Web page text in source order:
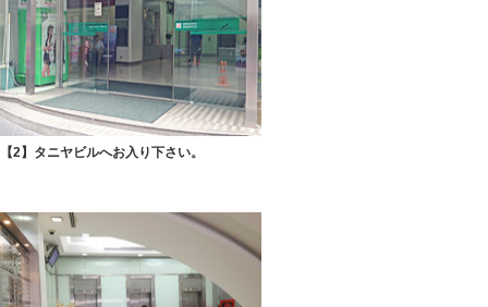
【2】タニヤビルへお入り下さい。